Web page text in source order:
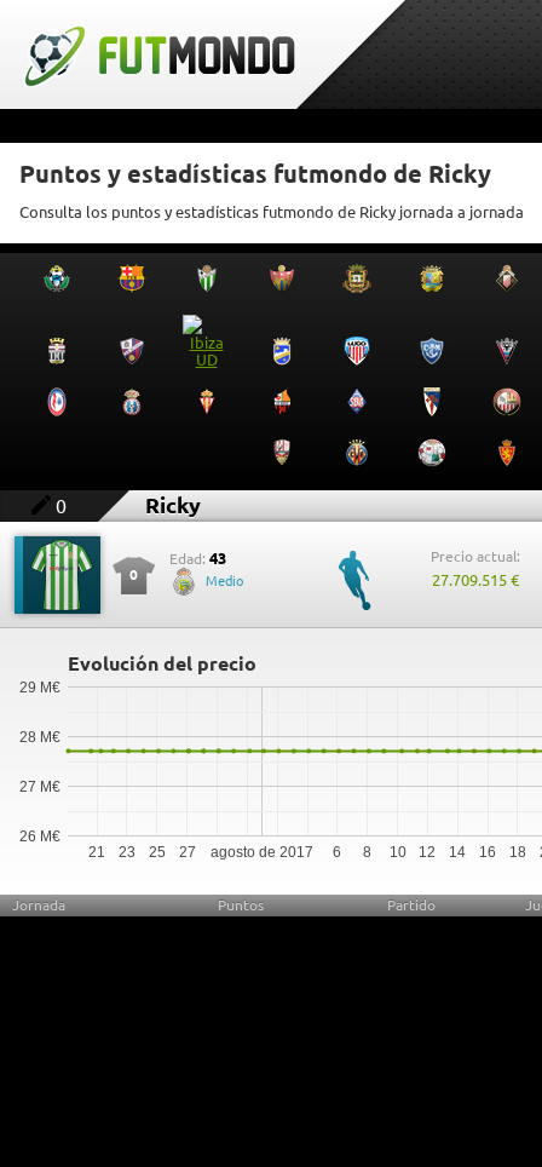
Puntos y estadísticas futmondo de Ricky
Consulta los puntos y estadísticas futmondo de Ricky jornada a jornada
0 Ricky
0
Edad: 43
Medio
Precio actual:
27.709.515 €
Evolución del precio
agosto de 2017
21 23 25 27 6 8 10 12 14 16 18
26 M€
27 M€
28 M€
29 M€
Jornada Puntos Partido